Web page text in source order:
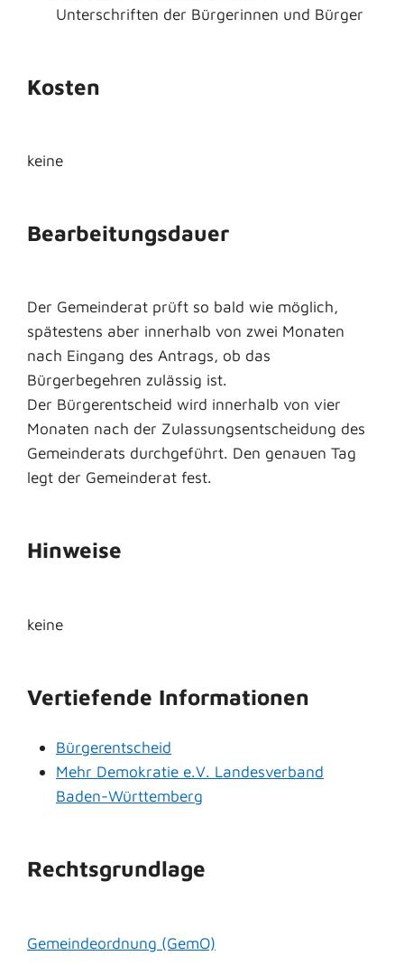
Unterschriften der Bürgerinnen und Bürger
Kosten
keine
Bearbeitungsdauer
Der Gemeinderat prüft so bald wie möglich,
spätestens aber innerhalb von zwei Monaten
nach Eingang des Antrags, ob das
Bürgerbegehren zulässig ist.
Der Bürgerentscheid wird innerhalb von vier
Monaten nach der Zulassungsentscheidung des
Gemeinderats durchgeführt. Den genauen Tag
legt der Gemeinderat fest.
Hinweise
keine
Vertiefende Informationen
Bürgerentscheid
Mehr Demokratie e.V. Landesverband
Baden-Württemberg
Rechtsgrundlage
Gemeindeordnung (GemO)